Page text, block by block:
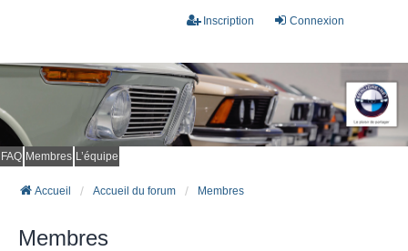
Connexion
Inscription
FAQ Membres L’équipe
Accueil Accueil du forum Membres
Membres